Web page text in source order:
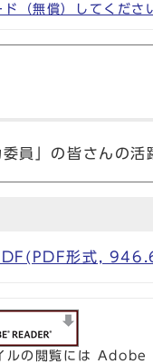
（無償）してくださ
委員」の皆さんの活
形式,
ルの閲覧には